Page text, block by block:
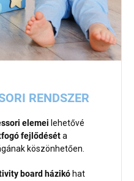
RENDSZER
elemei lehetővé
fejlődéséta
köszönhetően.
board házikó hat